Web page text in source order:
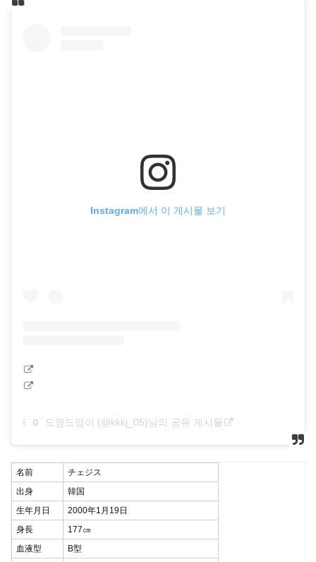
Instagram에서 이 게시물 보기
꒰ ˙Ⱉ˙ 도영도영이 (@kkkj_05)님의 공유 게시물
名前
チェジス
出身
韓国
生年月日
2000年1月19日
身長
177㎝
血液型
B型